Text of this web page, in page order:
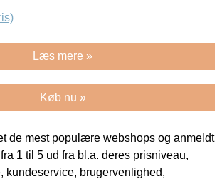
Læs mere »
Køb nu »
de mest populære webshops og anmeldt
1 til 5 ud fra bl.a. deres prisniveau,
kundeservice, brugervenlighed,